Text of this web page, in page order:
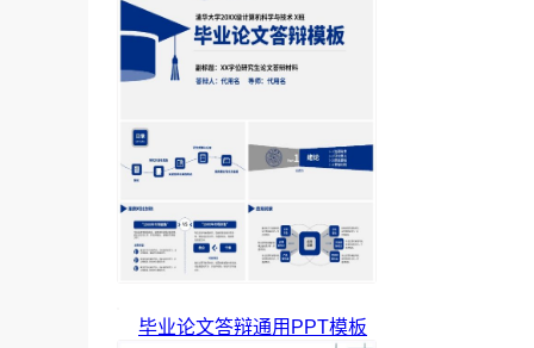
毕业论文答辩通用PPT模板